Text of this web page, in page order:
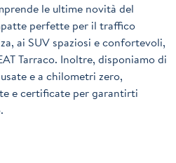
le ultime novità del
perfette per il traffico
ai SUV spaziosi e confortevoli,
Tarraco. Inoltre, disponiamo di
e a chilometri zero,
e certificate per garantirti